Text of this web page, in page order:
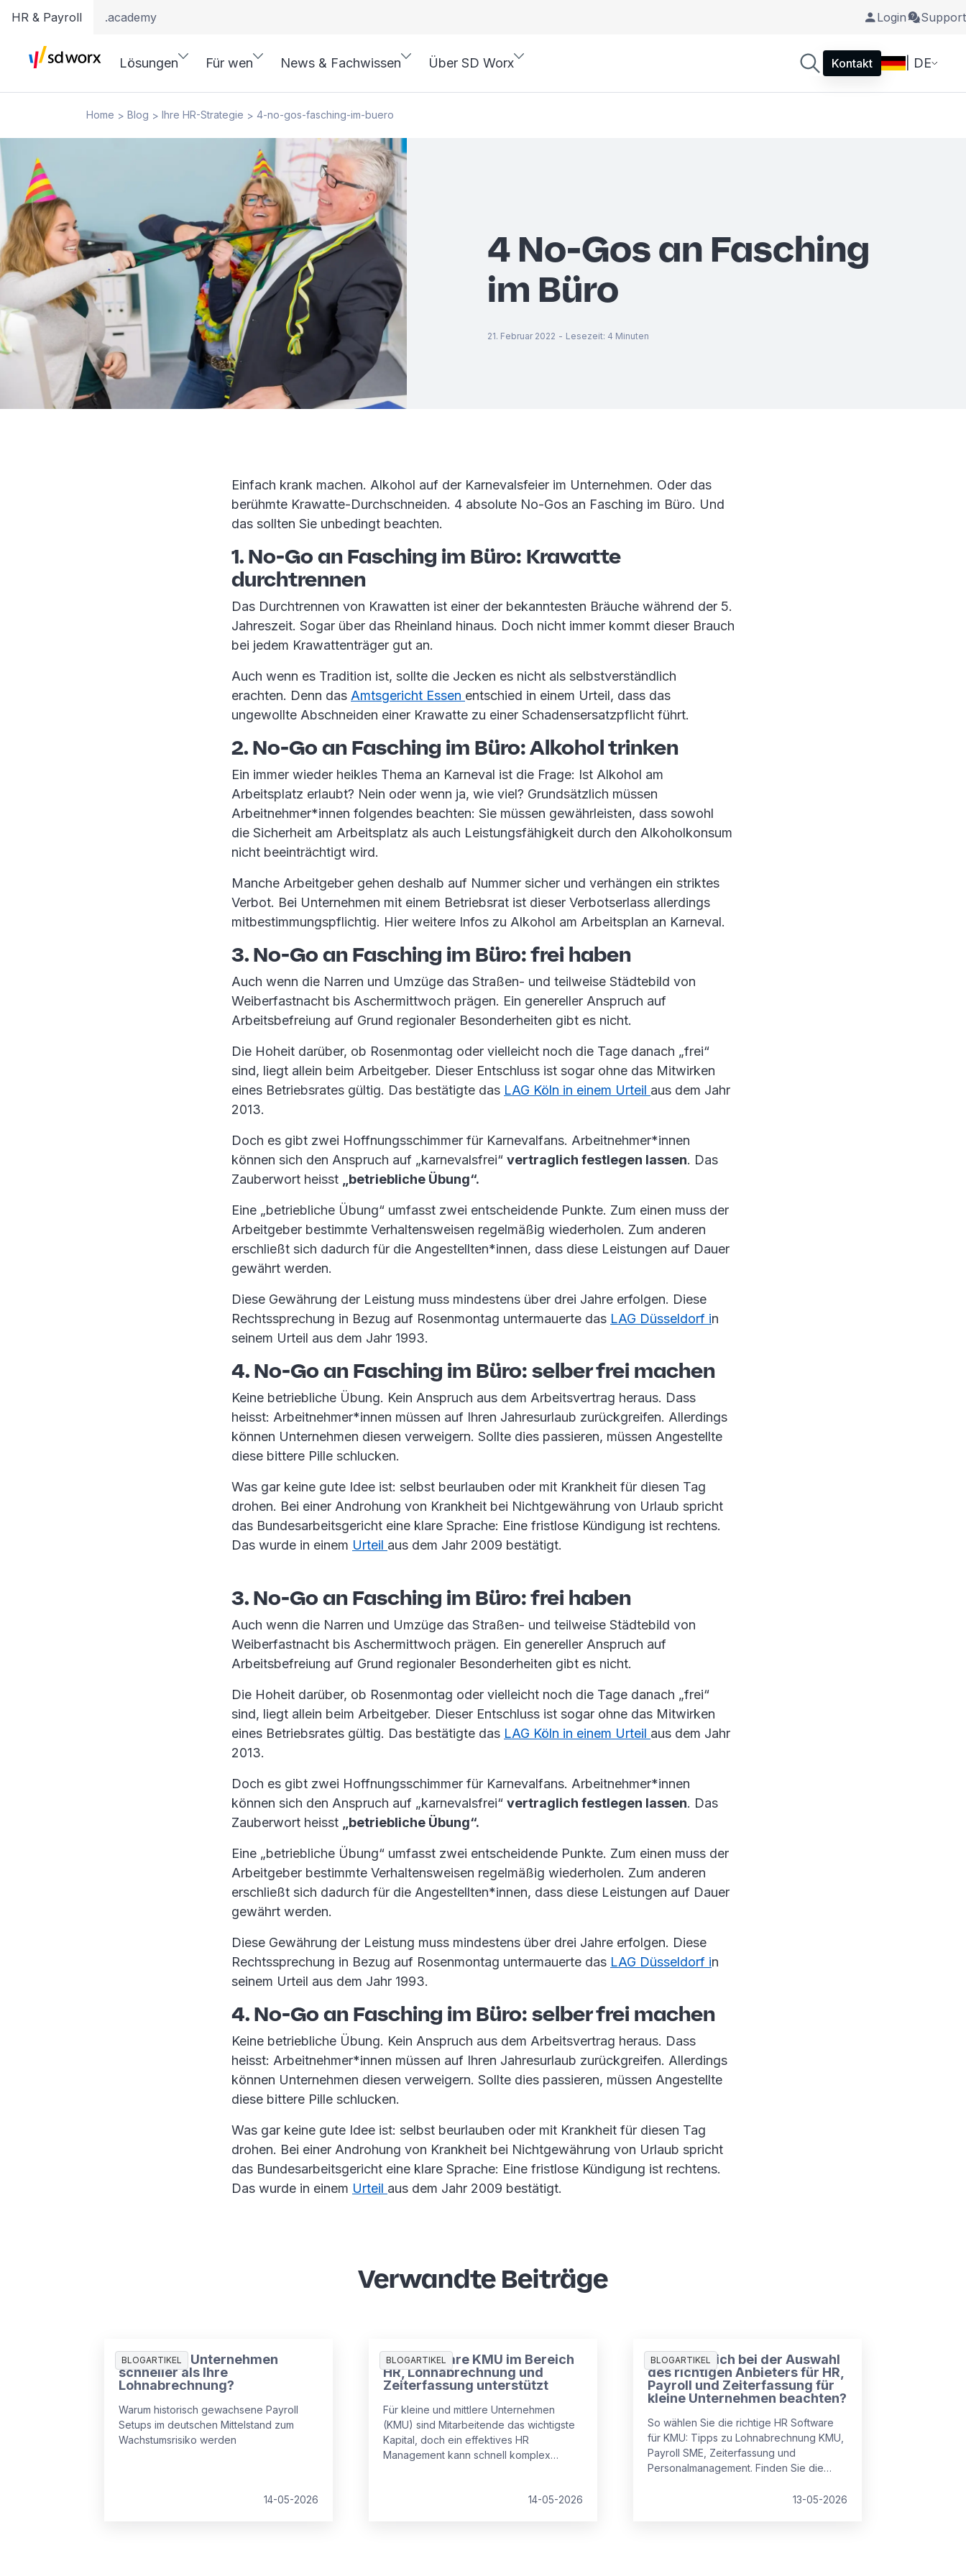
HR & Payroll .academy Login Support
Lösungen Für wen News & Fachwissen Über SD Worx Kontakt | DE
Home > Blog > Ihre HR-Strategie > 4-no-gos-fasching-im-buero
4 No-Gos an Fasching
im Büro
21. Februar 2022 - Lesezeit: 4 Minuten
Einfach krank machen. Alkohol auf der Karnevalsfeier im Unternehmen. Oder das
berühmte Krawatte-Durchschneiden. 4 absolute No-Gos an Fasching im Büro. Und
das sollten Sie unbedingt beachten.
1. No-Go an Fasching im Büro: Krawatte
durchtrennen
Das Durchtrennen von Krawatten ist einer der bekanntesten Bräuche während der 5.
Jahreszeit. Sogar über das Rheinland hinaus. Doch nicht immer kommt dieser Brauch
bei jedem Krawattenträger gut an.
Auch wenn es Tradition ist, sollte die Jecken es nicht als selbstverständlich
erachten. Denn das Amtsgericht Essen entschied in einem Urteil, dass das
ungewollte Abschneiden einer Krawatte zu einer Schadensersatzpflicht führt.
2. No-Go an Fasching im Büro: Alkohol trinken
Ein immer wieder heikles Thema an Karneval ist die Frage: Ist Alkohol am
Arbeitsplatz erlaubt? Nein oder wenn ja, wie viel? Grundsätzlich müssen
Arbeitnehmer*innen folgendes beachten: Sie müssen gewährleisten, dass sowohl
die Sicherheit am Arbeitsplatz als auch Leistungsfähigkeit durch den Alkoholkonsum
nicht beeinträchtigt wird.
Manche Arbeitgeber gehen deshalb auf Nummer sicher und verhängen ein striktes
Verbot. Bei Unternehmen mit einem Betriebsrat ist dieser Verbotserlass allerdings
mitbestimmungspflichtig. Hier weitere Infos zu Alkohol am Arbeitsplan an Karneval.
3. No-Go an Fasching im Büro: frei haben
Auch wenn die Narren und Umzüge das Straßen- und teilweise Städtebild von
Weiberfastnacht bis Aschermittwoch prägen. Ein genereller Anspruch auf
Arbeitsbefreiung auf Grund regionaler Besonderheiten gibt es nicht.
Die Hoheit darüber, ob Rosenmontag oder vielleicht noch die Tage danach „frei“
sind, liegt allein beim Arbeitgeber. Dieser Entschluss ist sogar ohne das Mitwirken
eines Betriebsrates gültig. Das bestätigte das LAG Köln in einem Urteil aus dem Jahr
2013.
Doch es gibt zwei Hoffnungsschimmer für Karnevalfans. Arbeitnehmer*innen
können sich den Anspruch auf „karnevalsfrei“ vertraglich festlegen lassen. Das
Zauberwort heisst „betriebliche Übung“.
Eine „betriebliche Übung“ umfasst zwei entscheidende Punkte. Zum einen muss der
Arbeitgeber bestimmte Verhaltensweisen regelmäßig wiederholen. Zum anderen
erschließt sich dadurch für die Angestellten*innen, dass diese Leistungen auf Dauer
gewährt werden.
Diese Gewährung der Leistung muss mindestens über drei Jahre erfolgen. Diese
Rechtssprechung in Bezug auf Rosenmontag untermauerte das LAG Düsseldorf in
seinem Urteil aus dem Jahr 1993.
4. No-Go an Fasching im Büro: selber frei machen
Keine betriebliche Übung. Kein Anspruch aus dem Arbeitsvertrag heraus. Dass
heisst: Arbeitnehmer*innen müssen auf Ihren Jahresurlaub zurückgreifen. Allerdings
können Unternehmen diesen verweigern. Sollte dies passieren, müssen Angestellte
diese bittere Pille schlucken.
Was gar keine gute Idee ist: selbst beurlauben oder mit Krankheit für diesen Tag
drohen. Bei einer Androhung von Krankheit bei Nichtgewährung von Urlaub spricht
das Bundesarbeitsgericht eine klare Sprache: Eine fristlose Kündigung ist rechtens.
Das wurde in einem Urteil aus dem Jahr 2009 bestätigt.
3. No-Go an Fasching im Büro: frei haben
Auch wenn die Narren und Umzüge das Straßen- und teilweise Städtebild von
Weiberfastnacht bis Aschermittwoch prägen. Ein genereller Anspruch auf
Arbeitsbefreiung auf Grund regionaler Besonderheiten gibt es nicht.
Die Hoheit darüber, ob Rosenmontag oder vielleicht noch die Tage danach „frei“
sind, liegt allein beim Arbeitgeber. Dieser Entschluss ist sogar ohne das Mitwirken
eines Betriebsrates gültig. Das bestätigte das LAG Köln in einem Urteil aus dem Jahr
2013.
Doch es gibt zwei Hoffnungsschimmer für Karnevalfans. Arbeitnehmer*innen
können sich den Anspruch auf „karnevalsfrei“ vertraglich festlegen lassen. Das
Zauberwort heisst „betriebliche Übung“.
Eine „betriebliche Übung“ umfasst zwei entscheidende Punkte. Zum einen muss der
Arbeitgeber bestimmte Verhaltensweisen regelmäßig wiederholen. Zum anderen
erschließt sich dadurch für die Angestellten*innen, dass diese Leistungen auf Dauer
gewährt werden.
Diese Gewährung der Leistung muss mindestens über drei Jahre erfolgen. Diese
Rechtssprechung in Bezug auf Rosenmontag untermauerte das LAG Düsseldorf in
seinem Urteil aus dem Jahr 1993.
4. No-Go an Fasching im Büro: selber frei machen
Keine betriebliche Übung. Kein Anspruch aus dem Arbeitsvertrag heraus. Dass
heisst: Arbeitnehmer*innen müssen auf Ihren Jahresurlaub zurückgreifen. Allerdings
können Unternehmen diesen verweigern. Sollte dies passieren, müssen Angestellte
diese bittere Pille schlucken.
Was gar keine gute Idee ist: selbst beurlauben oder mit Krankheit für diesen Tag
drohen. Bei einer Androhung von Krankheit bei Nichtgewährung von Urlaub spricht
das Bundesarbeitsgericht eine klare Sprache: Eine fristlose Kündigung ist rechtens.
Das wurde in einem Urteil aus dem Jahr 2009 bestätigt.
Verwandte Beiträge
BLOGARTIKEL
Wächst Ihr Unternehmen
schneller als Ihre
Lohnabrechnung?
Warum historisch gewachsene Payroll
Setups im deutschen Mittelstand zum
Wachstumsrisiko werden
14-05-2026
BLOGARTIKEL
Wie Software KMU im Bereich
HR, Lohnabrechnung und
Zeiterfassung unterstützt
Für kleine und mittlere Unternehmen
(KMU) sind Mitarbeitende das wichtigste
Kapital, doch ein effektives HR
Management kann schnell komplex
14-05-2026
BLOGARTIKEL
Was muss ich bei der Auswahl
des richtigen Anbieters für HR,
Payroll und Zeiterfassung für
kleine Unternehmen beachten?
So wählen Sie die richtige HR Software
für KMU: Tipps zu Lohnabrechnung KMU,
Payroll SME, Zeiterfassung und
Personalmanagement. Finden Sie die
Unternehmen und den Mittelstand –13-05-2026